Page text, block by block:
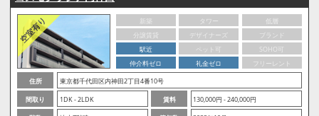
新築 タワー
低層
分譲賃貸
デザイナーズ
ブランド
駅近
ペット可
SOHO可
仲介料ゼロ
礼金ゼロ
フリーレント
住所
東京都千代田区内神田2丁目4番10号
間取り
1DK - 2LDK 賃料
130,000円 - 240,000円